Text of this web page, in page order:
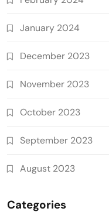
January 2024
December 2023
November 2023
October 2023
September 2023
August 2023
Categories